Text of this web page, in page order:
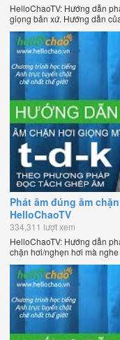
HelloChaoTV: Hướng dẫn
giọng bản xứ. Hướng dẫn
HelloChao.vn - Chương
giới.
Phát âm đúng âm
HelloChaoTV
334,311 lượt xem
HelloChaoTV: Hướng dẫn
chặn hơi/nghẹn hơi mà
chúng nằm ở cuối từ.
lập HelloChao.vn - Chương
thế giới.